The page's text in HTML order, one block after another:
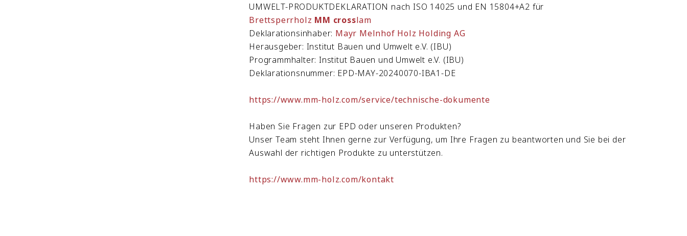
UMWELT-PRODUKTDEKLARATION nach ISO 14025 und EN 15804+A2 für
Brettsperrholz MM crosslam
Deklarationsinhaber: Mayr Melnhof Holz Holding AG
Herausgeber: Institut Bauen und Umwelt e.V. (IBU)
Programmhalter: Institut Bauen und Umwelt e.V. (IBU)
Deklarationsnummer: EPD-MAY-20240070-IBA1-DE
https://www.mm-holz.com/service/technische-dokumente
Haben Sie Fragen zur EPD oder unseren Produkten?
Unser Team steht Ihnen gerne zur Verfügung, um Ihre Fragen zu beantworten und Sie bei der
Auswahl der richtigen Produkte zu unterstützen.
https://www.mm-holz.com/kontakt